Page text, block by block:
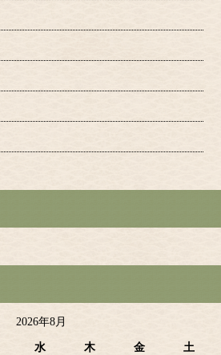
2026年8月
水 木 金 土